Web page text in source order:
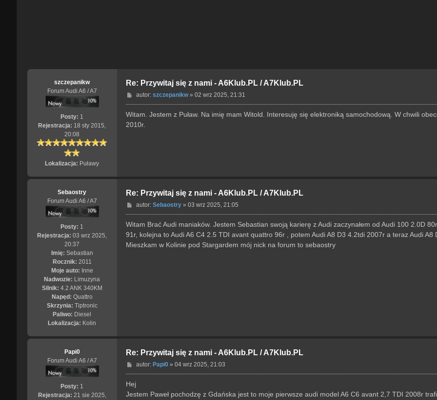
szczepanikw
Forum Audi A6 / A7
Posty: 1
Rejestracja: 18 sty 2015,
20:08
Lokalizacja: Puławy
Re: Przywitaj się z nami - A6Klub.PL / A7Klub.PL
P
o
s
t
autor: szczepanikw» 02 wrz 2025, 21:31
Witam. Jestem z Puław. Na imię mam Witold. Interesuję się elektroniką samochodową. W chwili
2010r.
Sebaostry
Forum Audi A6 / A7
Posty: 1
Rejestracja: 03 wrz 2025,
20:37
Imię: Sebastian
Rocznik: 2011
Moje auto: Inne
Nadwozie: Limuzyna
Silnik: 4.2 ANK 340KM
Napęd: Quattro
Skrzynia: Tiptronic
Paliwo: Diesel
Lokalizacja: Kolin
Re: Przywitaj się z nami - A6Klub.PL / A7Klub.PL
P
o
s
autor: Sebaostry» 03 wrz 2025, 21:05
Witam Brać Audi maniaków. Jestem Sebastian swoją karierę z Audi zaczynałem od Audi 100 2.0D
91r, kolejna to Audi A6 C4 2.5 TDI avant quattro 96r , potem Audi A8 D3 4.2tdi 2007r a teraz Audi A8
Mieszkam w Kolinie pod Stargardem mój nick na forum to sebaostry
Papi0
Forum Audi A6 / A7
Posty: 1
Rejestracja: 21 sie 2025,
Re: Przywitaj się z nami - A6Klub.PL / A7Klub.PL
P
o
s
autor: Papi0» 04 wrz 2025, 21:03
Hej
Jestem Paweł pochodzę z Gdańska jest to moje pierwsze audi model A6 C6 avant 2,7 TDI 2008r